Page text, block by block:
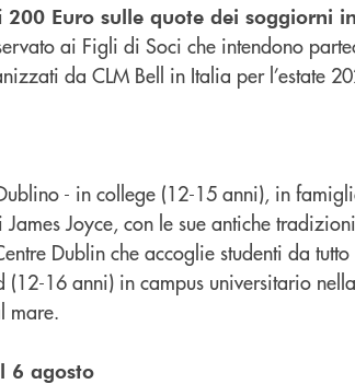
200 Euro sulle quote dei soggiorni
ai Figli di Soci che intendono
da CLM Bell in Italia per l’estate
- in college (12-15 anni), in
Joyce, con le sue antiche
Dublin che accoglie studenti da
16 anni) in campus universitario
mare.
6 agosto